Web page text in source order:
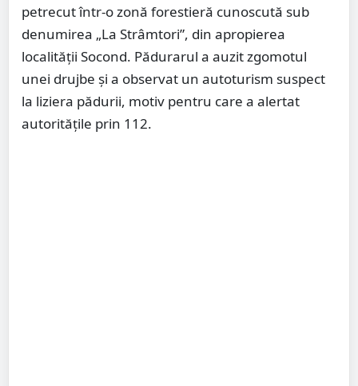
petrecut într-o zonă forestieră cunoscută sub
denumirea „La Strâmtori”, din apropierea
localității Socond. Pădurarul a auzit zgomotul
unei drujbe și a observat un autoturism suspect
la liziera pădurii, motiv pentru care a alertat
autoritățile prin 112.